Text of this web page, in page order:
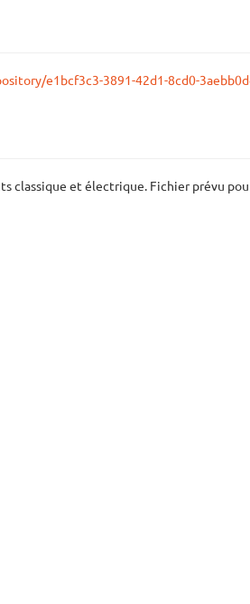
e1bcf3c3-3891-42d1-8cd0-
classique et électrique. Fichier prévu